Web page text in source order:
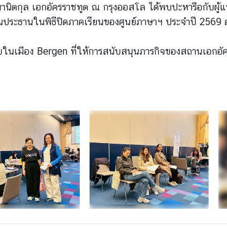
นิตกุล เอกอัครราชทูต ณ กรุงออสโล ได้พบปะหารือกับ
ระธานในพิธีปิดภาคเรียนของศูนย์ภาษาฯ ประจำปี 2569
เมือง Bergen ที่ให้การสนับสนุนภารกิจของสถานเอก